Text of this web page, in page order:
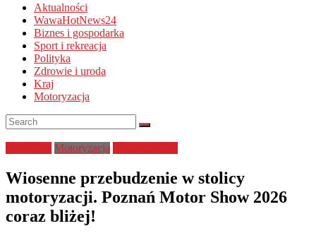
Aktualności
WawaHotNews24
Biznes i gospodarka
Sport i rekreacja
Polityka
Zdrowie i uroda
Kraj
Motoryzacja
Motoryzacja
Wiosenne przebudzenie w stolicy
motoryzacji. Poznań Motor Show 2026
coraz bliżej!